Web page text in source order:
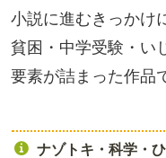
小説に進むきっかけ
貧困・中学受験・い
要素が詰まった作品
ナゾトキ・科学・